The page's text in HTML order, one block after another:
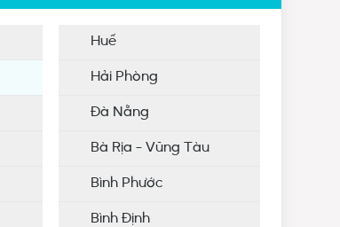
Huế
Hải Phòng
Đà Nẵng
Bà Rịa - Vũng Tàu
Bình Phước
Bình Định